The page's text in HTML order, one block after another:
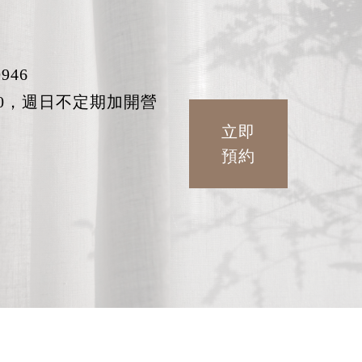
週日不定期加開營
立即
預約